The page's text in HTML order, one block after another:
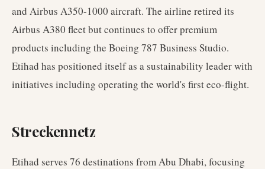
and Airbus A350-1000 aircraft. The airline retired its
Airbus A380 fleet but continues to offer premium
products including the Boeing 787 Business Studio.
Etihad has positioned itself as a sustainability leader with
initiatives including operating the world's first eco-flight.
Streckennetz
Etihad serves 76 destinations from Abu Dhabi, focusing